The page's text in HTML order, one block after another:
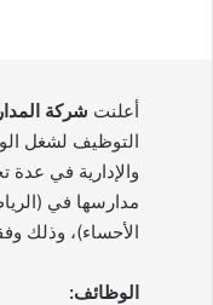
أعلنت شركة
التوظيف لشغل
والإدارية في
مدارسها في
الأحساء)، وذلك
الوظائف: